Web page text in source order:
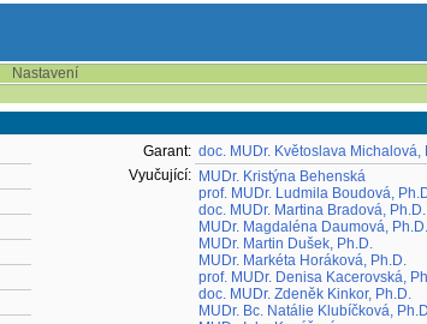
Nastavení
Garant: doc. MUDr. Květoslava Michalová,
Vyučující: MUDr. Kristýna Behenská
prof. MUDr. Ludmila Boudová,
doc. MUDr. Martina Bradová, Ph.D.
MUDr. Magdaléna Daumová, Ph.D.
MUDr. Martin Dušek, Ph.D.
MUDr. Markéta Horáková, Ph.D.
prof. MUDr. Denisa Kacerovská,
doc. MUDr. Zdeněk Kinkor, Ph.D.
MUDr. Bc. Natálie Klubíčková,